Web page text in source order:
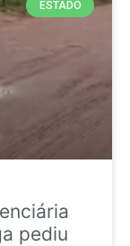
ESTADO
pediu